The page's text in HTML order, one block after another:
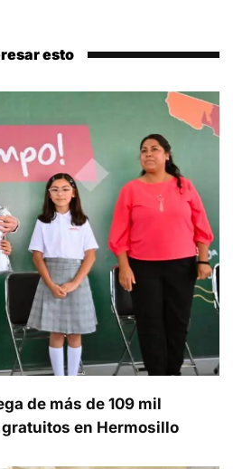
esto
de más de 109 mil
en Hermosillo